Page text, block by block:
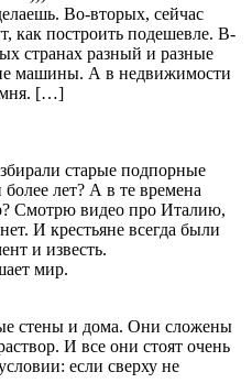
Во-вторых, сейчас
как построить подешевле. В-
странах разный и разные
машины. А в недвижимости
[…]
старые подпорные
лет? А в те времена
Смотрю видео про Италию,
И крестьяне всегда были
и известь.
мир.
стены и дома. Они сложены
И все они стоят очень
если сверху не